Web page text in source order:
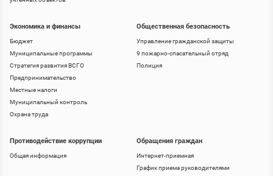
Экономика и финансы
Бюджет
Муниципальные программы
Стратегия развития ВСГО
Предпринимательство
Местные налоги
Муниципальный контроль
Охрана труда
Общественная безопасность
Управление гражданской защиты
9 пожарно-спасательный отряд
Полиция
Противодействие коррупции
Общая информация
Обращения граждан
Интернет-приемная
График приема руководителями